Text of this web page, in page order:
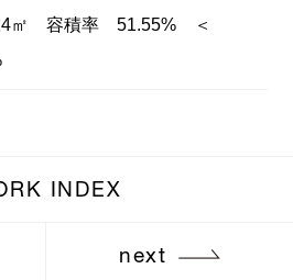
㎡ 容積率 51.55% ＜
INDEX
next